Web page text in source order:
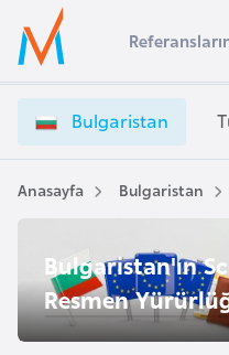
Ülke Seçimi
Başvuru yapmak istediğiniz ülkeyi
Üye
Girişi
Bulgaristan
Anasayfa Bulgaristan
Bulgaristan'ın
Resmen
s
t
r
a
A
v
u